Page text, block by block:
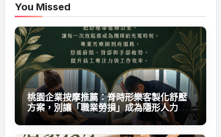
You Missed
桃園企業按摩推薦：脊時形樂客製化舒壓
方案，別讓「職業勞損」成為隱形人力成
本